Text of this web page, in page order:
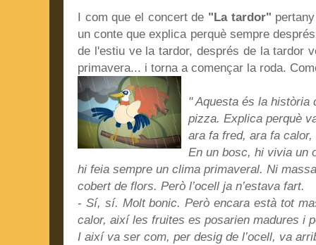
I com que el concert de "La tardor"
un conte que explica perquè sempre
de l'estiu ve la tardor, després de la tardor
primavera... i torna a començar la roda.
" Aquesta és la història
pizza. Explica perquè
ara fa fred, ara fa
En un bosc, hi vivia un
hi feia sempre un clima primaveral. Ni
cobert de flors. Però l’ocell ja n’estava fart.
- Sí, sí. Molt bonic. Però encara està tot
calor, així les fruites es posarien madures i
I així va ser com, per desig de l’ocell, va